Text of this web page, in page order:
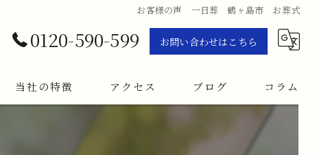
お客様の声 一日葬 鶴ヶ島市 お葬式
0120-590-599 お問い合わせはこちら
当社の特徴 アクセス ブログ コラム